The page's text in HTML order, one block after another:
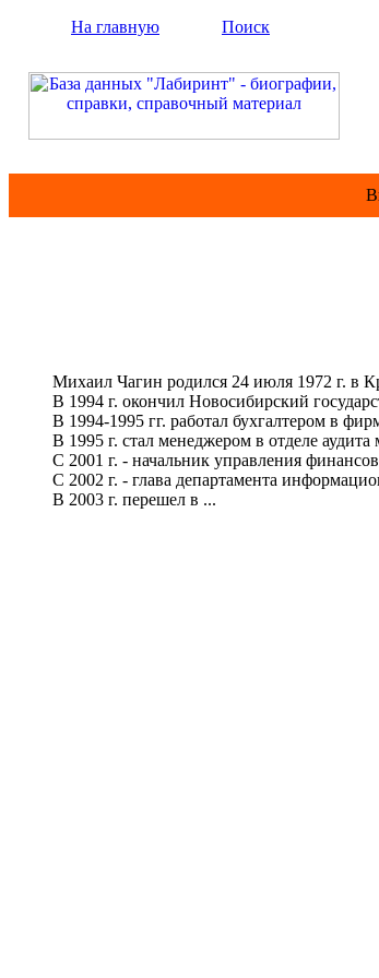
На главную
Поиск
Михаил Чагин родился 24 июля 1972 г. в
В 1994 г. окончил Новосибирский
В 1994-1995 гг. работал бухгалтером в
В 1995 г. стал менеджером в отделе аудита
С 2001 г. - начальник управления
С 2002 г. - глава департамента
В 2003 г. перешел в ...